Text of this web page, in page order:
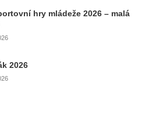
hry mládeže 2026 – malá
2026